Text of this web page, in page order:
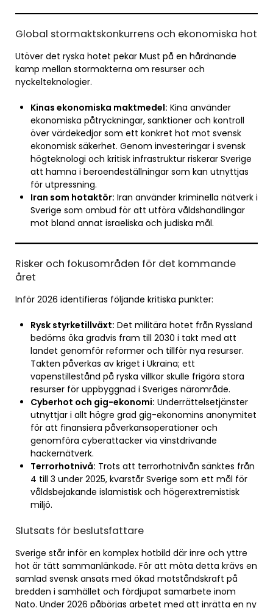
Global stormaktskonkurrens och ekonomiska hot
Utöver det ryska hotet pekar Must på en hårdnande
kamp mellan stormakterna om resurser och
nyckelteknologier.
Kinas ekonomiska maktmedel: Kina använder
ekonomiska påtryckningar, sanktioner och kontroll
över värdekedjor som ett konkret hot mot svensk
ekonomisk säkerhet. Genom investeringar i svensk
högteknologi och kritisk infrastruktur riskerar Sverige
att hamna i beroendeställningar som kan utnyttjas
för utpressning.
Iran som hotaktör: Iran använder kriminella nätverk i
Sverige som ombud för att utföra våldshandlingar
mot bland annat israeliska och judiska mål.
Risker och fokusområden för det kommande
året
Inför 2026 identifieras följande kritiska punkter:
Rysk styrketillväxt: Det militära hotet från Ryssland
bedöms öka gradvis fram till 2030 i takt med att
landet genomför reformer och tillför nya resurser.
Takten påverkas av kriget i Ukraina; ett
vapenstillestånd på ryska villkor skulle frigöra stora
resurser för uppbyggnad i Sveriges närområde.
Cyberhot och gig-ekonomi: Underrättelsetjänster
utnyttjar i allt högre grad gig-ekonomins anonymitet
för att finansiera påverkansoperationer och
genomföra cyberattacker via vinstdrivande
hackernätverk.
Terrorhotnivå: Trots att terrorhotnivån sänktes från
4 till 3 under 2025, kvarstår Sverige som ett mål för
våldsbejakande islamistisk och högerextremistisk
miljö.
Slutsats för beslutsfattare
Sverige står inför en komplex hotbild där inre och yttre
hot är tätt sammanlänkade. För att möta detta krävs en
samlad svensk ansats med ökad motståndskraft på
bredden i samhället och fördjupat samarbete inom
Nato. Under 2026 påbörjas arbetet med att inrätta en ny